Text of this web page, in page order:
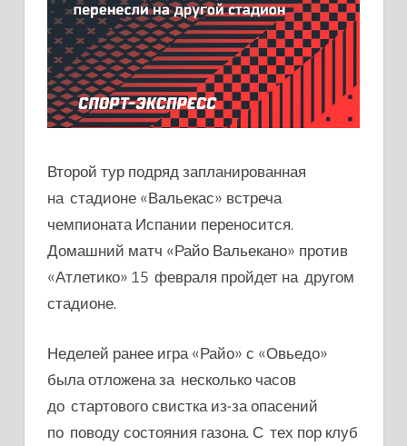
Второй тур подряд запланированная
на стадионе «Вальекас» встреча
чемпионата Испании переносится.
Домашний матч «Райо Вальекано» против
«Атлетико» 15 февраля пройдет на другом
стадионе.
Неделей ранее игра «Райо» с «Овьедо»
была отложена за несколько часов
до стартового свистка из-за опасений
по поводу состояния газона. С тех пор клуб